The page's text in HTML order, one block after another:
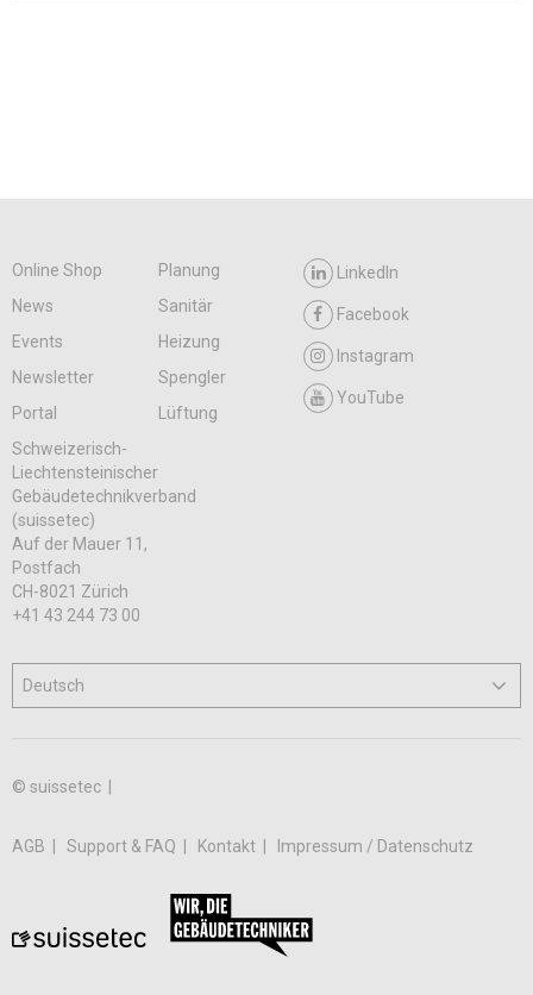
Online Shop
Planung
News
Sanitär
Events
Heizung
Newsletter
Spengler
Portal
Lüftung
LinkedIn
Facebook
Instagram
YouTube
Schweizerisch-
Liechtensteinischer
Gebäudetechnikverband
(suissetec)
Auf der Mauer 11,
Postfach
CH-8021 Zürich
+41 43 244 73 00
© suissetec |
AGB Support & FAQ Kontakt Impressum / Datenschutz